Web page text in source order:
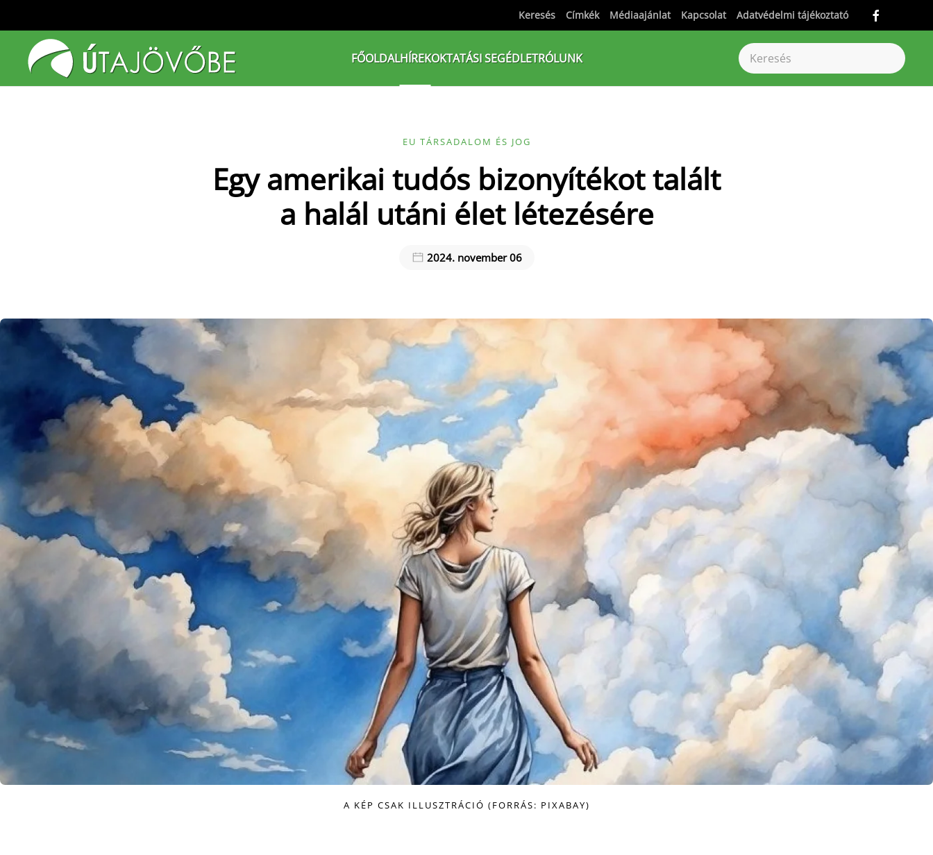
Fő tartalom átugrása
Keresés Címkék Médiaajánlat Kapcsolat Adatvédelmi tájékoztató
FŐOLDALHÍREKOKTATÁSI SEGÉDLETRÓLUNK
EU TÁRSADALOM ÉS JOG
Egy amerikai tudós bizonyítékot talált
a halál utáni élet létezésére
2024. november 06
A KÉP CSAK ILLUSZTRÁCIÓ (FORRÁS: PIXABAY)